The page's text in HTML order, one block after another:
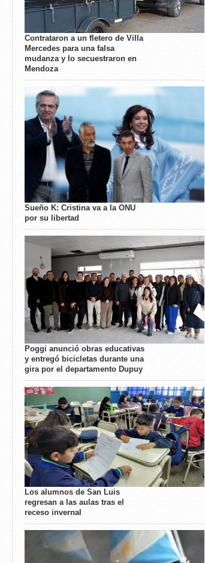
Contrataron a un fletero de Villa
Mercedes para una falsa
mudanza y lo secuestraron en
Mendoza
Sueño K: Cristina va a la ONU
por su libertad
Poggi anunció obras educativas
y entregó bicicletas durante una
gira por el departamento Dupuy
Los alumnos de San Luis
regresan a las aulas tras el
receso invernal